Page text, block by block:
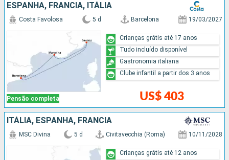
ESPANHA, FRANCIA, ITÁLIA
Pensão completa
Costa Favolosa 5 d Barcelona 19/03/2027
US$ 403
Crianças grátis até 17 anos
Tudo incluído disponível
Gastronomia italiana
Clube infantil a partir dos 3 anos
ITÁLIA, ESPANHA, FRANCIA
MSC Divina 5 d Civitavecchia (Roma) 10/11/2028
Crianças grátis até 12 anos